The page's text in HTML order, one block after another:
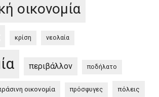
οικονομία
κρίση νεολαία
περιβάλλον ποδήλατο
οικονομία πρόσφυγες πόλεις